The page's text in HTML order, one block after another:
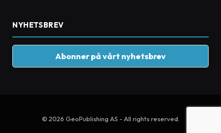
NYHETSBREV
Abonner på vårt nyhetsbrev
© 2026 GeoPublishing AS - All rights reserved.